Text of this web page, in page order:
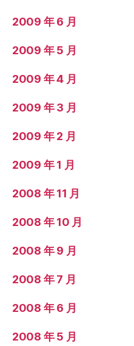
2009 年 6 月
2009 年 5 月
2009 年 4 月
2009 年 3 月
2009 年 2 月
2009 年 1 月
2008 年 11 月
2008 年 10 月
2008 年 9 月
2008 年 7 月
2008 年 6 月
2008 年 5 月